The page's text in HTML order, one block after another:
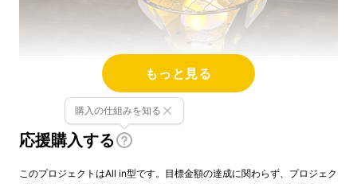
もっと見る
応援購入する
購入の仕組みを知る
このプロジェクトはAll in型です。目標金額の達成に関わらず、プロジェク